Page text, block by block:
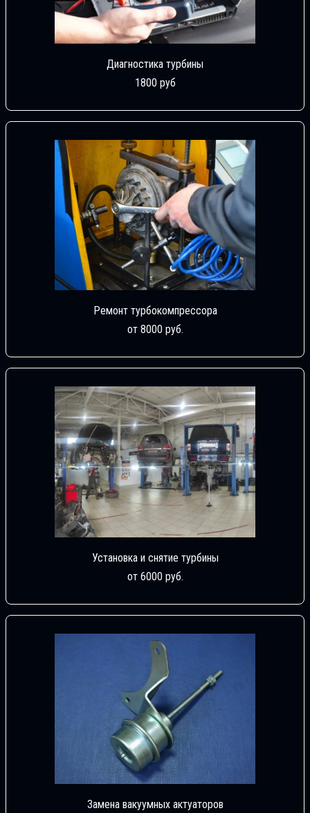
Диагностика турбины
1800 руб
Ремонт турбокомпрессора
от 8000 руб.
Установка и снятие турбины
от 6000 руб.
Замена вакуумных актуаторов